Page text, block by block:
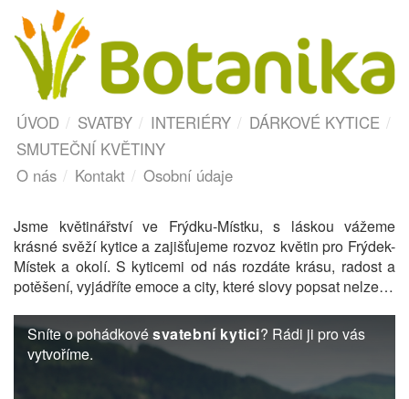
ÚVOD SVATBY INTERIÉRY
DÁRKOVÉ KYTICE
SMUTEČNÍ KVĚTINY
O nás
Kontakt Osobní údaje
Jsme květinářství ve Frýdku-Místku, s láskou vážeme
krásné svěží kytice a zajišťujeme rozvoz květin pro Frýdek-
Místek a okolí. S kyticemi od nás rozdáte krásu, radost a
potěšení, vyjádříte emoce a city, které slovy popsat nelze…
Sníte o pohádkovésvatební kytici? Rádi ji pro vás
vytvoříme.